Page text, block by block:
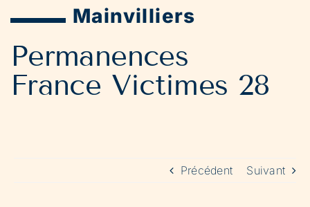
Mainvilliers
Permanences
France Victimes 28
Précédent Suivant